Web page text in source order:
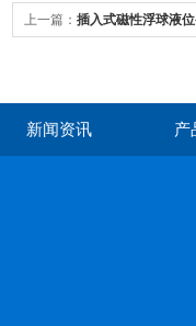
上一篇： 插入式磁性浮球液
新闻资讯 产